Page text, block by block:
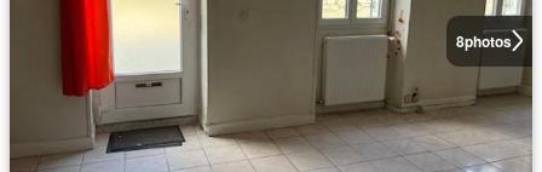
8photos